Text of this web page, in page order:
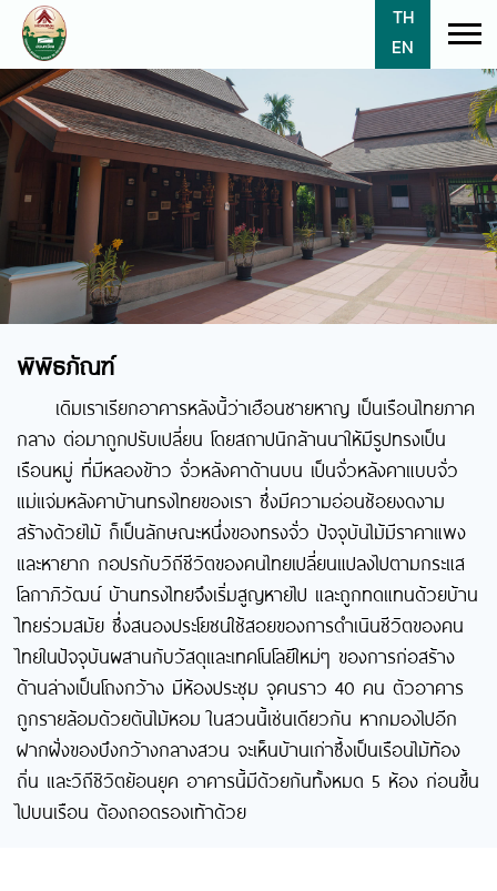
TH
EN
พิพิธภัณฑ์
เดิมเราเรียกอาคารหลังนี้ว่าเฮือนชายหาญ เป็นเรือนไทยภาค
กลาง ต่อมาถูกปรับเปลี่ยน โดยสถาปนิกล้านนาให้มีรูปทรงเป็น
เรือนหมู่ ที่มีหลองข้าว จั่วหลังคาด้านบน เป็นจั่วหลังคาแบบจั่ว
แม่แจ่มหลังคาบ้านทรงไทยของเรา ซึ่งมีความอ่อนช้อยงดงาม
สร้างด้วยไม้ ก็เป็นลักษณะหนึ่งของทรงจั่ว ปัจจุบันไม้มีราคาแพง
และหายาก กอปรกับวิถีชีวิตของคนไทยเปลี่ยนแปลงไปตามกระแส
โลกาภิวัฒน์ บ้านทรงไทยจึงเริ่มสูญหายไป และถูกทดแทนด้วยบ้าน
ไทยร่วมสมัย ซึ่งสนองประโยชน์ใช้สอยของการดำเนินชีวิตของคน
ไทยในปัจจุบันผสานกับวัสดุและเทคโนโลยีใหม่ๆ ของการก่อสร้าง
ด้านล่างเป็นโถงกว้าง มีห้องประชุม จุคนราว 40 คน ตัวอาคาร
ถูกรายล้อมด้วยต้นไม้หอม ในสวนนี้เช่นเดียวกัน หากมองไปอีก
ฝากฝั่งของบึงกว้างกลางสวน จะเห็นบ้านเก่าซึ้งเป็นเรือนไม้ท้อง
ถิ่น และวิถีชิวิตย้อนยุค อาคารนี้มีด้วยกันทั้งหมด 5 ห้อง ก่อนขึ้น
ไปบนเรือน ต้องถอดรองเท้าด้วย